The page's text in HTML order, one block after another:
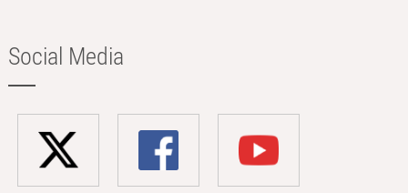
Social Media